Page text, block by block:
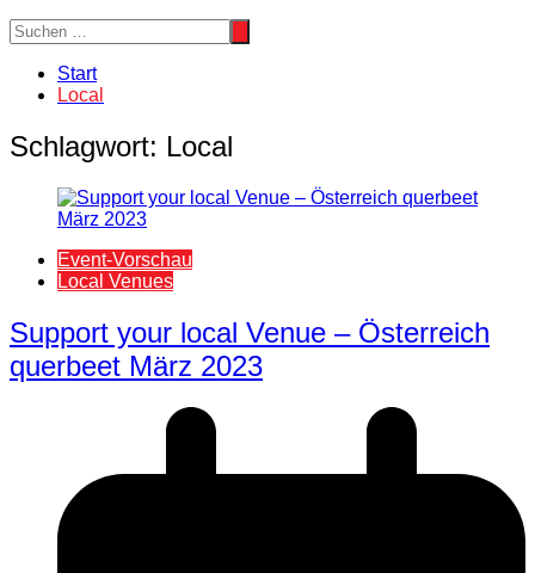
Start
Local
Schlagwort: Local
Event-Vorschau
Local Venues
Support your local Venue – Österreich
querbeet März 2023